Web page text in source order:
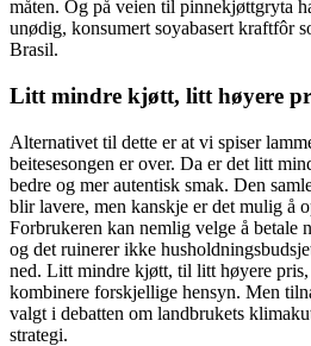
måten. Og på veien til pinnekjøttgryta
unødig, konsumert soyabasert kraftfôr
Brasil.
Litt mindre kjøtt, litt høyere
Alternativet til dette er at vi spiser
beitesesongen er over. Da er det litt
bedre og mer autentisk smak. Den
blir lavere, men kanskje er det mulig å
Forbrukeren kan nemlig velge å betale
og det ruinerer ikke
ned. Litt mindre kjøtt, til litt høyere pris,
kombinere forskjellige hensyn. Men
valgt i debatten om landbrukets
strategi.